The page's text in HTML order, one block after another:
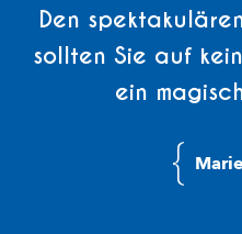
Den
sollten Sie auf
ein